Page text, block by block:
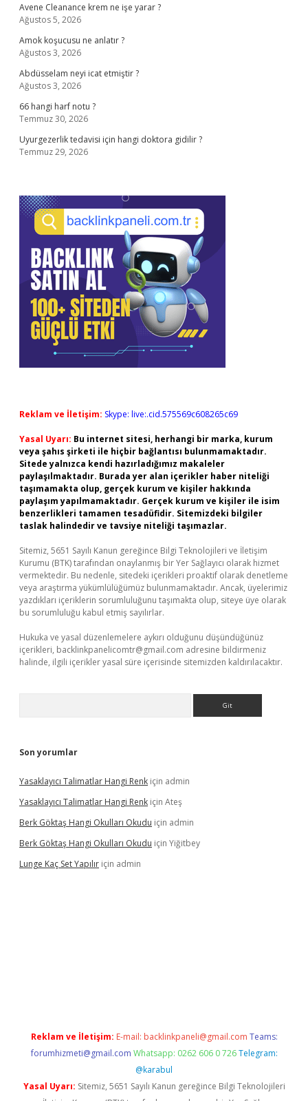
Avene Cleanance krem ne işe yarar ?
Ağustos 5, 2026
Amok koşucusu ne anlatır ?
Ağustos 3, 2026
Abdüsselam neyi icat etmiştir ?
Ağustos 3, 2026
66 hangi harf notu ?
Temmuz 30, 2026
Uyurgezerlik tedavisi için hangi doktora gidilir ?
Temmuz 29, 2026
Reklam ve İletişim: Skype: live:.cid.575569c608265c69
Yasal Uyarı: Bu internet sitesi, herhangi bir marka, kurum
veya şahıs şirketi ile hiçbir bağlantısı bulunmamaktadır.
Sitede yalnızca kendi hazırladığımız makaleler
paylaşılmaktadır. Burada yer alan içerikler haber niteliği
taşımamakta olup, gerçek kurum ve kişiler hakkında
paylaşım yapılmamaktadır. Gerçek kurum ve kişiler ile isim
benzerlikleri tamamen tesadüfidir. Sitemizdeki bilgiler
taslak halindedir ve tavsiye niteliği taşımazlar.
Sitemiz, 5651 Sayılı Kanun gereğince Bilgi Teknolojileri ve İletişim
Kurumu (BTK) tarafından onaylanmış bir Yer Sağlayıcı olarak hizmet
vermektedir. Bu nedenle, sitedeki içerikleri proaktif olarak denetleme
veya araştırma yükümlülüğümüz bulunmamaktadır. Ancak, üyelerimiz
yazdıkları içeriklerin sorumluluğunu taşımakta olup, siteye üye olarak
bu sorumluluğu kabul etmiş sayılırlar.
Hukuka ve yasal düzenlemelere aykırı olduğunu düşündüğünüz
içerikleri, backlinkpanelicomtr@gmail.com adresine bildirmeniz
halinde, ilgili içerikler yasal süre içerisinde sitemizden kaldırılacaktır.
Son yorumlar
Yasaklayıcı Talimatlar Hangi Renk için admin
Yasaklayıcı Talimatlar Hangi Renk için Ateş
Berk Göktaş Hangi Okulları Okudu için admin
Berk Göktaş Hangi Okulları Okudu için Yiğitbey
Lunge Kaç Set Yapılır için admin
Reklam ve İletişim: E-mail: backlinkpaneli@gmail.com Teams:
forumhizmeti@gmail.com Whatsapp: 0262 606 0 726 Telegram:
@karabul
Yasal Uyarı: Sitemiz, 5651 Sayılı Kanun gereğince Bilgi Teknolojileri